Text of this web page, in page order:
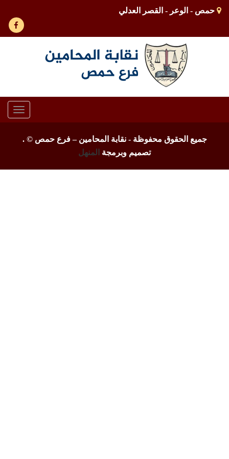
حمص - الوعر - القصر العدلي
جميع الحقوق محفوظة - نقابة المحامين – فرع حمص ©.
تصميم وبرمجة
المنهل